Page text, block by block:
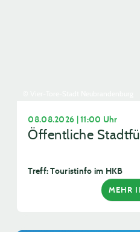
08.08.2026 | 11:00 Uhr
Öffentliche
Treff: Touristinfo im HKB
MEHR